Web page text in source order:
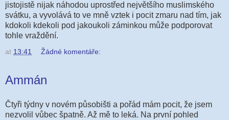
jistojistě nijak náhodou uprostřed největšího muslimského
svátku, a vyvolává to ve mně vztek i pocit zmaru nad tím, jak
kdokoli kdekoli pod jakoukoli záminkou může podporovat
tohle vraždění.
at 13:41 Žádné komentáře:
Ammán
Čtyři týdny v novém působišti a pořád mám pocit, že jsem
nezvolil vůbec špatně. Až mě to leká. Na první pohled